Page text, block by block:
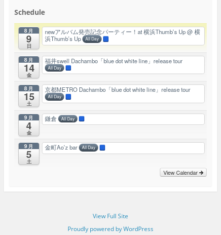
Schedule
8月
9
日
newアルバム発売記念パーティー！at 横浜Thumb’s Up@ 横
浜Thumb’s Up
All Day
8月
14
金
福井swell Dachambo「blue dot white line」release tour
All Day
8月
15
土
京都METRO Dachambo「blue dot white line」release tour
All Day
9月
4
金
鎌倉 All Day
9月
5
土
金町Ao’z bar All Day
View Calendar
View Full Site
Proudly powered by WordPress